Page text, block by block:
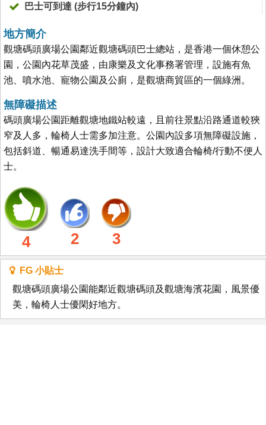
巴士可到達 (步行15分鐘內)
地方簡介
觀塘碼頭廣場公園鄰近觀塘碼頭巴士總站，是香港一個休憩公
園，公園內花草茂盛，由康樂及文化事務署管理，設施有魚
池、噴水池、寵物公園及公廁，是觀塘商貿區的一個綠洲。
無障礙描述
碼頭廣場公園距離觀塘地鐵站較遠，且前往景點沿路通道較狹
窄及人多，輪椅人士需多加注意。公園內設多項無障礙設施，
包括斜道、暢通易達洗手間等，設計大致適合輪椅/行動不便人
士。
4 2 3
FG 小貼士
觀塘碼頭廣場公園能鄰近觀塘碼頭及觀塘海濱花園，風景優
美，輪椅人士優閑好地方。